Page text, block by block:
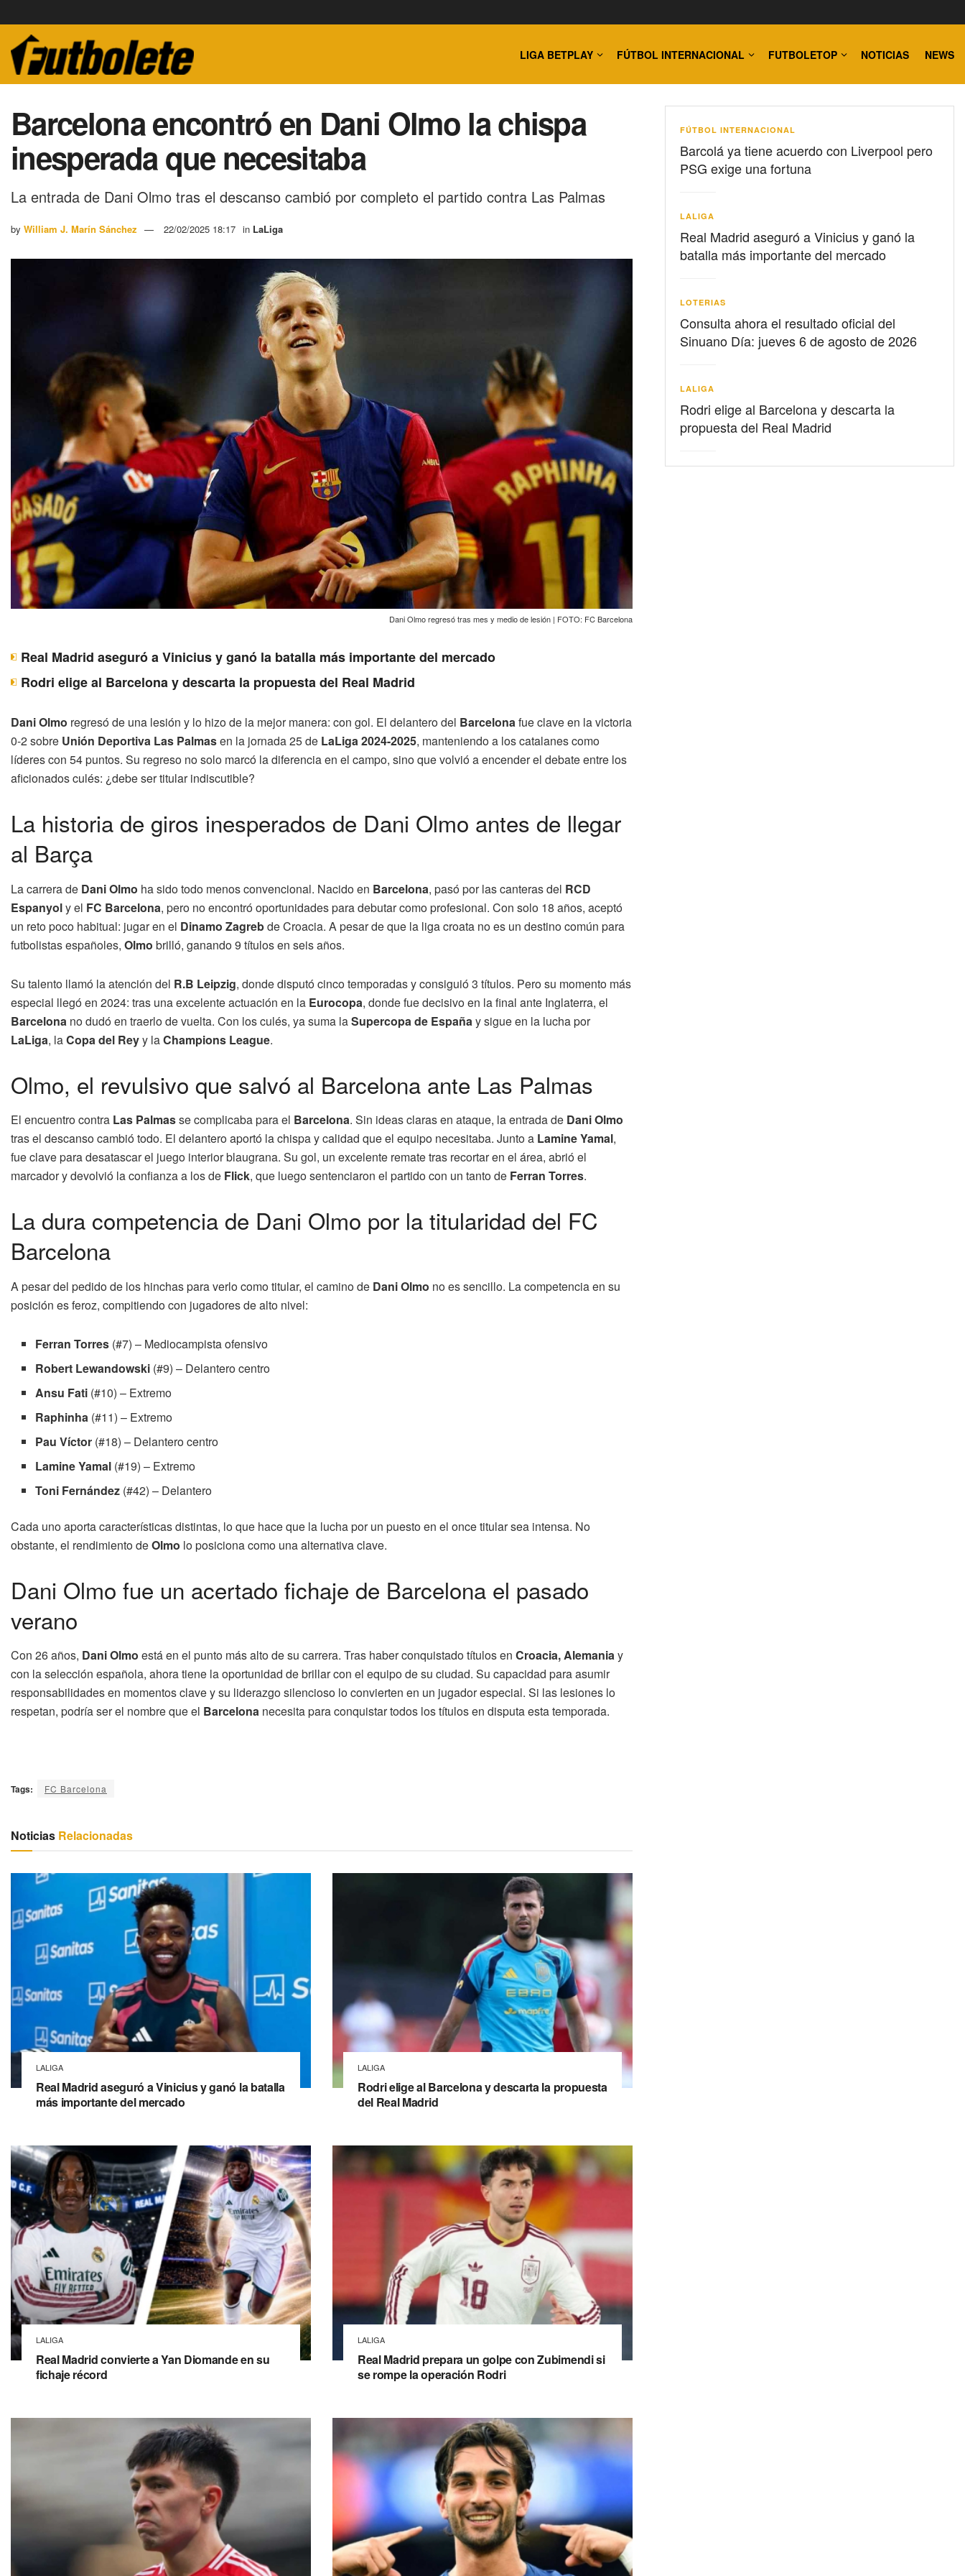
LIGA BETPLAY FÚTBOL INTERNACIONAL FUTBOLETOP NOTICIAS NEWS
Barcelona encontró en Dani Olmo la chispa
inesperada que necesitaba
La entrada de Dani Olmo tras el descanso cambió por completo el partido contra Las Palmas
by William J. Marín Sánchez 22/02/2025 18:17 in LaLiga
Dani Olmo regresó tras mes y medio de lesión | FOTO: FC Barcelona
Real Madrid aseguró a Vinicius y ganó la batalla más importante del mercado
Rodri elige al Barcelona y descarta la propuesta del Real Madrid
Dani Olmo regresó de una lesión y lo hizo de la mejor manera: con gol. El delantero del Barcelonafue clave en la victoria
0-2 sobre Unión Deportiva Las Palmasen la jornada 25 de LaLiga 2024-2025, manteniendo a los catalanes como
líderes con 54 puntos. Su regreso no solo marcó la diferencia en el campo, sino que volvió a encender el debate entre los
aficionados culés: ¿debe ser titular indiscutible?
La historia de giros inesperados de Dani Olmo antes de llegar
al Barça
La carrera de Dani Olmo ha sido todo menos convencional. Nacido en Barcelona, pasó por las canteras del RCD
Espanyoly el FC Barcelona, pero no encontró oportunidades para debutar como profesional. Con solo 18 años, aceptó
un reto poco habitual: jugar en el Dinamo Zagrebde Croacia. A pesar de que la liga croata no es un destino común para
futbolistas españoles, Olmo brilló, ganando 9 títulos en seis años.
Su talento llamó la atención del R.B Leipzig, donde disputó cinco temporadas y consiguió 3 títulos. Pero su momento más
especial llegó en 2024: tras una excelente actuación en la Eurocopa, donde fue decisivo en la final ante Inglaterra, el
Barcelona no dudó en traerlo de vuelta. Con los culés, ya suma laSupercopa de España y sigue en la lucha por
LaLiga, laCopa del Reyy laChampions League.
Olmo, el revulsivo que salvó al Barcelona ante Las Palmas
El encuentro contra Las Palmasse complicaba para el Barcelona. Sin ideas claras en ataque, la entrada de Dani Olmo
tras el descanso cambió todo. El delantero aportó la chispa y calidad que el equipo necesitaba. Junto a Lamine Yamal,
fue clave para desatascar el juego interior blaugrana. Su gol, un excelente remate tras recortar en el área, abrió el
marcador y devolvió la confianza a los de Flick, que luego sentenciaron el partido con un tanto de Ferran Torres.
La dura competencia de Dani Olmo por la titularidad del FC
Barcelona
A pesar del pedido de los hinchas para verlo como titular, el camino de Dani Olmo no es sencillo. La competencia en su
posición es feroz, compitiendo con jugadores de alto nivel:
Ferran Torres (#7) – Mediocampista ofensivo
Robert Lewandowski (#9) – Delantero centro
Ansu Fati (#10) – Extremo
Raphinha (#11) – Extremo
Pau Víctor (#18) – Delantero centro
Lamine Yamal (#19) – Extremo
Toni Fernández (#42) – Delantero
Cada uno aporta características distintas, lo que hace que la lucha por un puesto en el once titular sea intensa. No
obstante, el rendimiento deOlmo lo posiciona como una alternativa clave.
Dani Olmo fue un acertado fichaje de Barcelona el pasado
verano
Con 26 años, Dani Olmo está en el punto más alto de su carrera. Tras haber conquistado títulos en Croacia, Alemaniay
con la selección española, ahora tiene la oportunidad de brillar con el equipo de su ciudad. Su capacidad para asumir
responsabilidades en momentos clave y su liderazgo silencioso lo convierten en un jugador especial. Si las lesiones lo
respetan, podría ser el nombre que el Barcelona necesita para conquistar todos los títulos en disputa esta temporada.
Tags: FC Barcelona
Noticias Relacionadas
LALIGA
Real Madrid aseguró a Vinicius y ganó la batalla
más importante del mercado
LALIGA
Rodri elige al Barcelona y descarta la propuesta
del Real Madrid
LALIGA
Real Madrid convierte a Yan Diomande en su
fichaje récord
LALIGA
Real Madrid prepara un golpe con Zubimendi si
se rompe la operación Rodri
FÚTBOL INTERNACIONAL
Barcolá ya tiene acuerdo con Liverpool pero
PSG exige una fortuna
LALIGA
Real Madrid aseguró a Vinicius y ganó la
batalla más importante del mercado
LOTERIAS
Consulta ahora el resultado oficial del
Sinuano Día: jueves 6 de agosto de 2026
LALIGA
Rodri elige al Barcelona y descarta la
propuesta del Real Madrid